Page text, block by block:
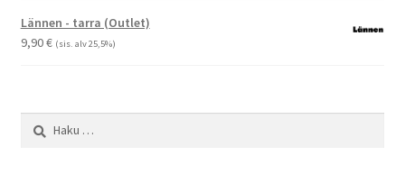
-
29,90 €
Lännen - tarra (Outlet)
9,90€ (sis. alv 25,5%)
Haku: